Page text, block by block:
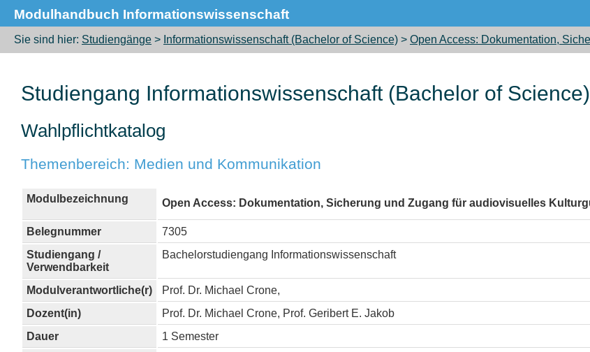
Modulhandbuch Informationswissenschaft
Sie sind hier: Studiengänge > Informationswissenschaft (Bachelor of Science) > Open Access: Dokumentation,
Studiengang Informationswissenschaft (Bachelor of Science)
Wahlpflichtkatalog
Themenbereich: Medien und Kommunikation
Modulbezeichnung Open Access: Dokumentation, Sicherung und Zugang für audiovisuelles
Belegnummer
7305
Studiengang /
Verwendbarkeit
Bachelorstudiengang Informationswissenschaft
Modulverantwortliche(r)
Prof. Dr. Michael Crone,
Dozent(in)
Prof. Dr. Michael Crone, Prof. Geribert E. Jakob
Dauer
1 Semester